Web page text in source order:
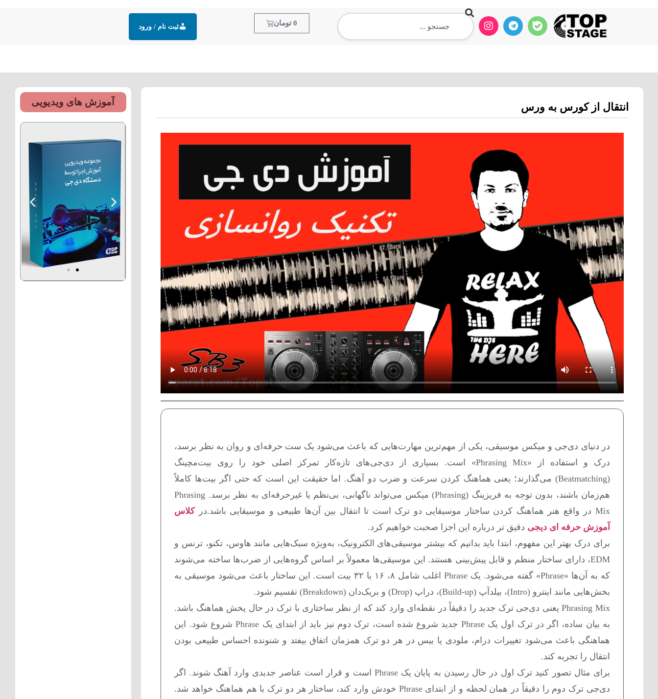
0 تومان ثبت نام / ورود
انتقال از کورس به ورس
در دنیای دی‌جی و میکس موسیقی، یکی از مهم‌ترین مهارت‌هایی که باعث می‌شود یک ست حرفه‌ای و روان به نظر برسد،
درک و استفاده از «Phrasing Mix» است. بسیاری از دی‌جی‌های تازه‌کار تمرکز اصلی خود را روی بیت‌مچینگ
(Beatmatching) می‌گذارند؛ یعنی هماهنگ کردن سرعت و ضرب دو آهنگ. اما حقیقت این است که حتی اگر بیت‌ها کاملاً
هم‌زمان باشند، بدون توجه به فریزینگ (Phrasing) میکس می‌تواند ناگهانی، بی‌نظم یا غیرحرفه‌ای به نظر برسد. Phrasing
Mix در واقع هنر هماهنگ کردن ساختار موسیقایی دو ترک است تا انتقال بین آن‌ها طبیعی و موسیقایی باشد.در
کلاس
آموزش حرفه ای دیجی دقیق تر درباره این اجزا صحبت خواهیم کرد.
برای درک بهتر این مفهوم، ابتدا باید بدانیم که بیشتر موسیقی‌های الکترونیک، به‌ویژه سبک‌هایی مانند هاوس، تکنو، ترنس و
EDM، دارای ساختار منظم و قابل پیش‌بینی هستند. این موسیقی‌ها معمولاً بر اساس گروه‌هایی از ضرب‌ها ساخته می‌شوند
که به آن‌ها «Phrase» گفته می‌شود. یک Phrase اغلب شامل ۸، ۱۶ یا ۳۲ بیت است. این ساختار باعث می‌شود موسیقی به
بخش‌هایی مانند اینترو (Intro)، بیلدآپ (Build-up)، دراپ (Drop) و بریک‌دان (Breakdown) تقسیم شود.
Phrasing Mix یعنی دی‌جی ترک جدید را دقیقاً در نقطه‌ای وارد کند که از نظر ساختاری با ترک در حال پخش هماهنگ باشد.
به بیان ساده، اگر در ترک اول یک Phrase جدید شروع شده است، ترک دوم نیز باید از ابتدای یک Phrase شروع شود. این
هماهنگی باعث می‌شود تغییرات درام، ملودی یا بیس در هر دو ترک همزمان اتفاق بیفتد و شنونده احساس طبیعی بودن
انتقال را تجربه کند.
برای مثال تصور کنید ترک اول در حال رسیدن به پایان یک Phrase است و قرار است عناصر جدیدی وارد آهنگ شوند. اگر
دی‌جی ترک دوم را دقیقاً در همان لحظه و از ابتدای Phrase خودش وارد کند، ساختار هر دو ترک با هم هماهنگ خواهد شد.
آموزش های ویدیویی